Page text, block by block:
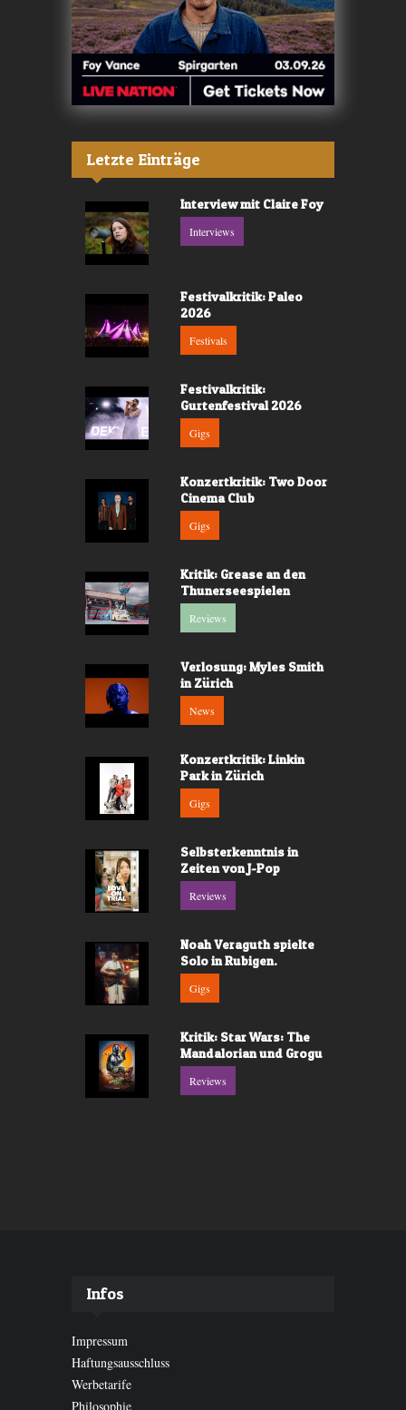
Letzte Einträge
Interview mit Claire Foy
Interviews
Festivalkritik: Paleo
2026
Festivals
Festivalkritik:
Gurtenfestival 2026
Gigs
Konzertkritik: Two Door
Cinema Club
Gigs
Kritik: Grease an den
Thunerseespielen
Reviews
Verlosung: Myles Smith
in Zürich
News
Konzertkritik: Linkin
Park in Zürich
Gigs
Selbsterkenntnis in
Zeiten von J-Pop
Reviews
Noah Veraguth spielte
Solo in Rubigen.
Gigs
Kritik: Star Wars: The
Mandalorian und Grogu
Reviews
Infos
Impressum
Haftungsausschluss
Werbetarife
Philosophie